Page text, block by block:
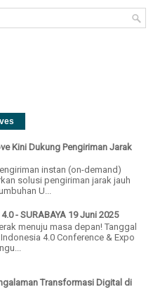
Kini Dukung Pengiriman Jarak
instan (on-demand)
solusi pengiriman jarak jauh
U...
- SURABAYA 19 Juni 2025
menuju masa depan! Tanggal
4.0 Conference & Expo
Transformasi Digital di